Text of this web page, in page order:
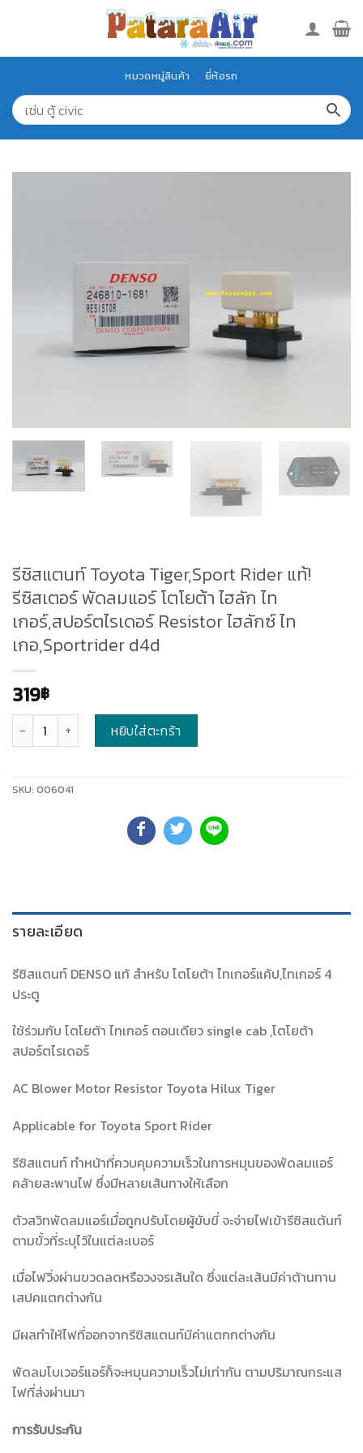
หมวดหมู่สินค้า ยี่ห้อรถ
รีซิสแตนท์ Toyota Tiger,Sport Rider แท้!
รีซิสเตอร์ พัดลมแอร์ โตโยต้า ไฮลัก ไท
เกอร์,สปอร์ตไรเดอร์ Resistor ไฮลักซ์ ไท
เกอ,Sportrider d4d
319฿
หยิบใส่ตะกร้า
SKU: 006041
รายละเอียด
รีซิสแตนท์ DENSO แท้ สำหรับ โตโยต้า ไทเกอร์แค้ป,ไทเกอร์ 4
ประตู
ใช้ร่วมกับ โตโยต้า ไทเกอร์ ตอนเดียว single cab ,โตโยต้า
สปอร์ตไรเดอร์
AC Blower Motor Resistor Toyota Hilux Tiger
Applicable for Toyota Sport Rider
รีซิสแตนท์ ทำหน้าที่ควบคุมความเร็วในการหมุนของพัดลมแอร์
คล้ายสะพานไฟ ซึ่งมีหลายเส้นทางให้เลือก
ตัวสวิทพัดลมแอร์เมื่อถูกปรับโดยผู้ขับขี่ จะจ่ายไฟเข้ารีซิสแต้นท์
ตามขั้วที่ระบุไว้ในแต่ละเบอร์
เมื่อไฟวิ่งผ่านขวดลดหรือวงจรเส้นใด ซึ่งแต่ละเส้นมีค่าต้านทาน
เสปคแตกต่างกัน
มีผลทำให้ไฟที่ออกจากรีซิสแตนท์มีค่าแตกกต่างกัน
พัดลมโบเวอร์แอร์ก็จะหมุนความเร็วไม่เท่ากัน ตามปริมาณกระแส
ไฟที่ส่งผ่านมา
การรับประกัน